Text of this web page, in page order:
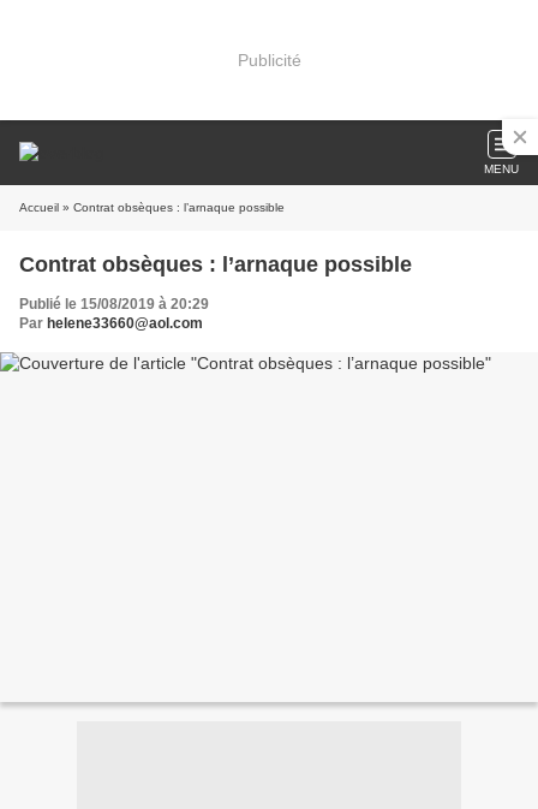
Publicité
MENU
Accueil » Contrat obsèques : l’arnaque possible
Contrat obsèques : l’arnaque possible
Publié le 15/08/2019 à 20:29
Par helene33660@aol.com